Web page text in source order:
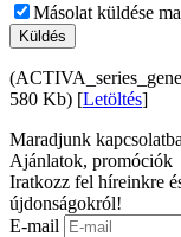
Másolat küldése
Küldés
580 Kb) [Letöltés]
Maradjunk
Ajánlatok, promóciók
Iratkozz fel híreinkre
újdonságokról!
E-mail